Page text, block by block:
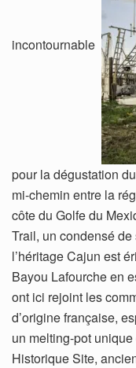
incontournable
pour la dégustation
mi-chemin entre la
côte du Golfe du
Trail, un condensé
l’héritage Cajun est
Bayou Lafourche en
ont ici rejoint les
d’origine française,
un melting-pot
Historique Site,